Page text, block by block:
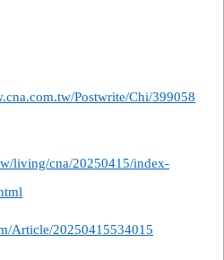
Postwrite/Chi/399058
living/cna/20250415/index-
Article/20250415534015